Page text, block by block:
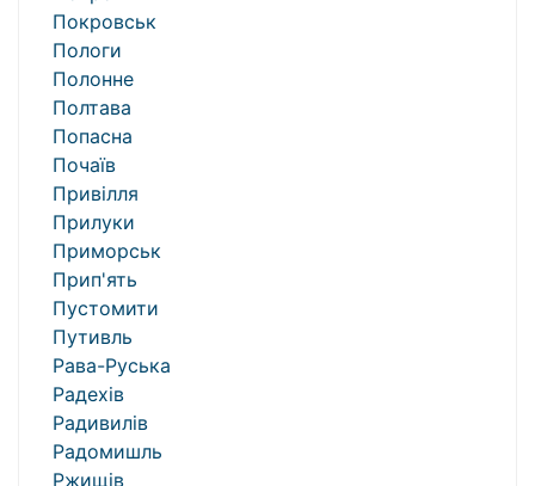
Покровськ
Пологи
Полонне
Полтава
Попасна
Почаїв
Привілля
Прилуки
Приморськ
Прип'ять
Пустомити
Путивль
Рава-Руська
Радехів
Радивилів
Радомишль
Ржищів